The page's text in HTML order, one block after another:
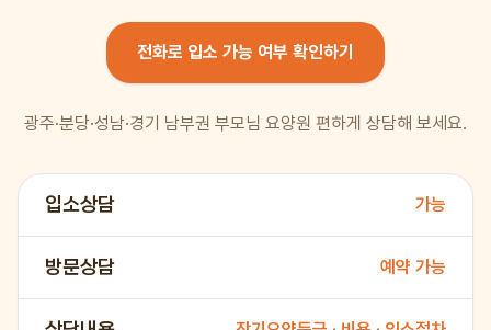
전화로 입소 가능 여부 확인하기
광주·분당·성남·경기 남부권 부모님 요양원 편하게 상담해 보세요.
입소상담 가능
방문상담 예약 가능